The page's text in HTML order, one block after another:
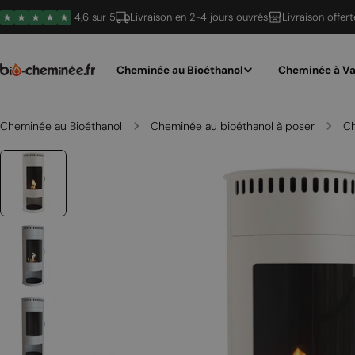
Passer
au
4,6 sur 5 Livraison en 2-4 jours ouvrés Livraison
Cheminée au Bioéthanol Cheminée à
Cheminée au Bioéthanol Cheminée au bioéthanol à poser